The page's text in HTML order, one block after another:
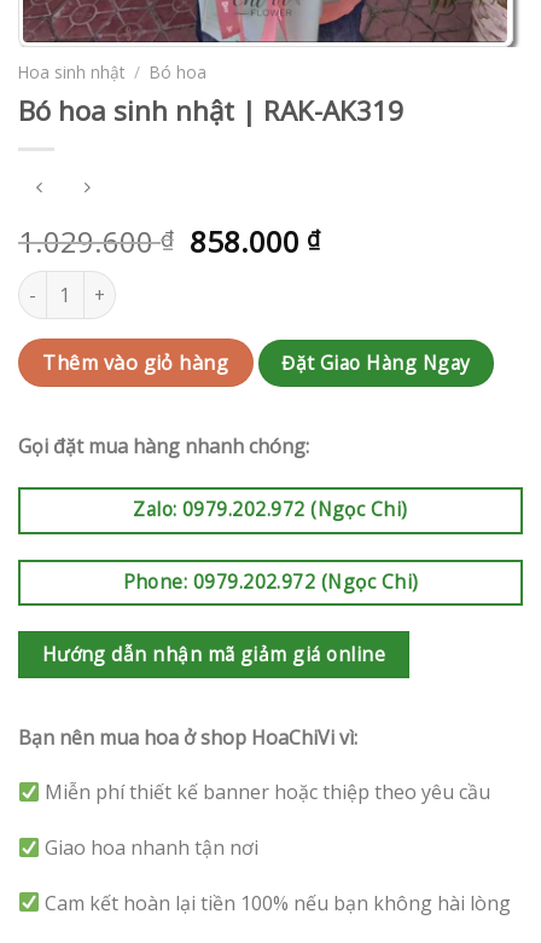
Hoa sinh nhật / Bó hoa
Bó hoa sinh nhật | RAK-AK319
1.029.600₫ 858.000 ₫
Bó hoa sinh nhật | RAK-AK319 số lượng
Thêm vào giỏ hàng Đặt Giao Hàng Ngay
Gọi đặt mua hàng nhanh chóng:
Zalo: 0979.202.972 (Ngọc Chi)
Phone: 0979.202.972 (Ngọc Chi)
Hướng dẫn nhận mã giảm giá online
Bạn nên mua hoa ở shop HoaChiVi vì:
Miễn phí thiết kế banner hoặc thiệp theo yêu cầu
Giao hoa nhanh tận nơi
Cam kết hoàn lại tiền 100% nếu bạn không hài lòng